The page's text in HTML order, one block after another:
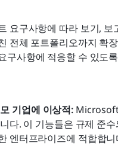
요구사항에 따라 보기,
전체 포트폴리오까지 확
구사항에 적응할 수 있도
기업에 이상적:
다. 이 기능들은 규제 준
엔터프라이즈에 적합합니